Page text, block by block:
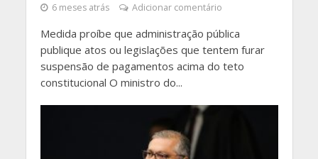
6 meses atrás Adicionar comentário
Medida proíbe que administração pública
publique atos ou legislações que tentem furar
suspensão de pagamentos acima do teto
constitucional O ministro do...